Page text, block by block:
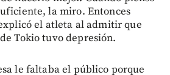
la miro. Entonces
el atleta al admitir que
Tokio tuvo depresión.
le faltaba el público porque